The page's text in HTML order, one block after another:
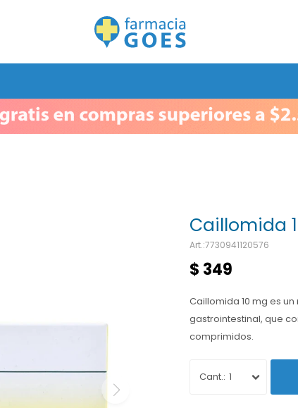
Caillomida
7730941120576
$ 349
Caillomida 10 mg es
gastrointestinal, que
comprimidos.
1